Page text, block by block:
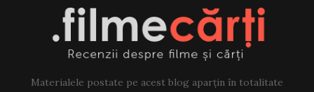
Materialele postate pe acest blog aparțin în totalitate